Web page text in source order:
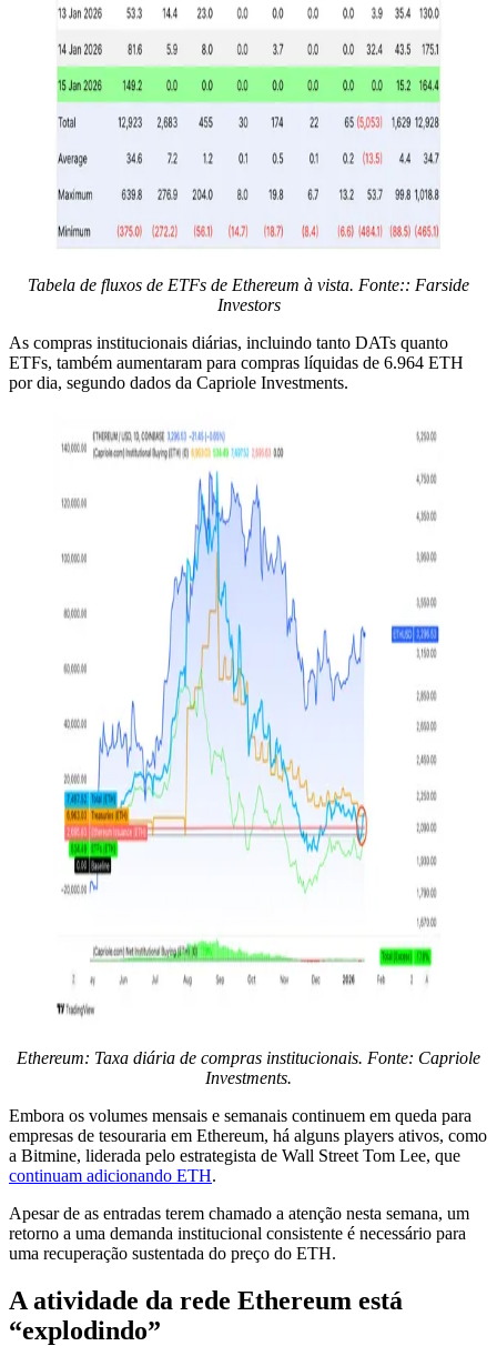
Tabela de fluxos de ETFs de Ethereum à vista. Fonte:: Farside
Investors
As compras institucionais diárias, incluindo tanto DATs quanto
ETFs, também aumentaram para compras líquidas de 6.964 ETH
por dia, segundo dados da Capriole Investments.
Ethereum: Taxa diária de compras institucionais. Fonte: Capriole
Investments.
Embora os volumes mensais e semanais continuem em queda para
empresas de tesouraria em Ethereum, há alguns players ativos, como
a Bitmine, liderada pelo estrategista de Wall Street Tom Lee, que
continuam adicionando ETH.
Apesar de as entradas terem chamado a atenção nesta semana, um
retorno a uma demanda institucional consistente é necessário para
uma recuperação sustentada do preço do ETH.
A atividade da rede Ethereum está
“explodindo”